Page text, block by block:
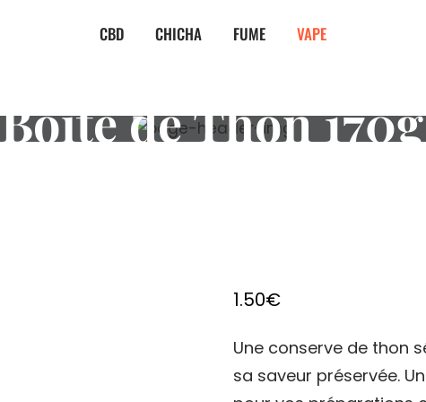
CBD CHICHA FUME VAPE
Boîte de Thon 170g
1.50€
Une conserve de thon
sa saveur préservée.